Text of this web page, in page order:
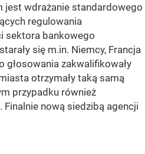
jest wdrażanie standardowego
regulowania
sektora bankowego
się m.in. Niemcy, Francja
głosowania zakwalifikowały
otrzymały taką samą
przypadku również
Finalnie nową siedzibą agencji